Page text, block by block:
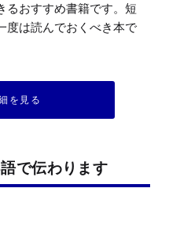
るおすすめ書籍です。短
度は読んでおくべき本で
を見る
で伝わります